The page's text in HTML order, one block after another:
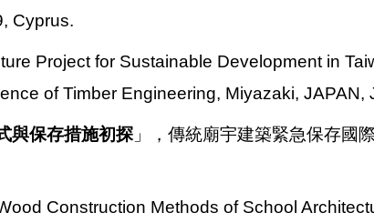
Cyprus.
Project for Sustainable Development in
of Timber Engineering, Miyazaki, JAPAN,
與保存措施初探」，傳統廟宇建築緊急保存國
Construction Methods of School